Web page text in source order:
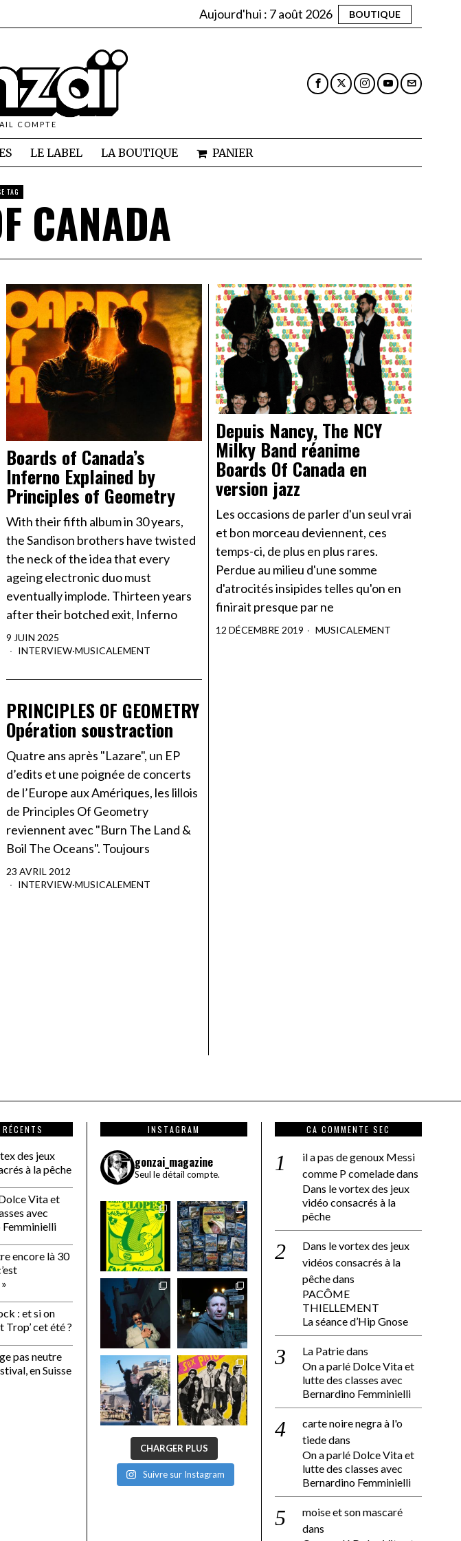
Aujourd'hui : 7 août 2026 BOUTIQUE
COMPTE
LE LABEL LA BOUTIQUE PANIER
TAG CANADA
Boards of Canada’s
Inferno Explained by
Principles of Geometry
With their fifth album in 30 years,
the Sandison brothers have twisted
the neck of the idea that every
ageing electronic duo must
eventually implode. Thirteen years
after their botched exit, Inferno
9 JUIN 2025
INTERVIEW·MUSICALEMENT
Depuis Nancy, The NCY
Milky Band réanime
Boards Of Canada en
version jazz
Les occasions de parler d'un seul vrai
et bon morceau deviennent, ces
temps-ci, de plus en plus rares.
Perdue au milieu d'une somme
d'atrocités insipides telles qu'on en
finirait presque par ne
12 DÉCEMBRE 2019 MUSICALEMENT
PRINCIPLES OF GEOMETRY
Opération soustraction
Quatre ans après "Lazare", un EP
d’edits et une poignée de concerts
de l’Europe aux Amériques, les lillois
de Principles Of Geometry
reviennent avec "Burn The Land &
Boil The Oceans". Toujours
23 AVRIL 2012
INTERVIEW·MUSICALEMENT
des jeux
à la pêche
Vita et
avec
encore là 30
: et si on
Trop’ cet été ?
pas neutre
en Suisse
INSTAGRAM
gonzai_magazine
Seul le détail compte.
CHARGER PLUS
Suivre sur Instagram
CA COMMENTE SEC
il a pas de genoux Messi
comme P comeladedans
Dans le vortex des jeux
vidéo consacrés à la
pêche
Dans le vortex des jeux
vidéos consacrés à la
pêchedans
PACÔME
THIELLEMENT
La séance d’Hip Gnose
La Patriedans
On a parlé Dolce Vita et
lutte des classes avec
Bernardino Femminielli
carte noire negra à l'o
tiededans
On a parlé Dolce Vita et
lutte des classes avec
Bernardino Femminielli
moise et son mascaré
dans